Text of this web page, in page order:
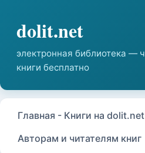
Главная - Книги на dolit.net
Авторам и читателям книг